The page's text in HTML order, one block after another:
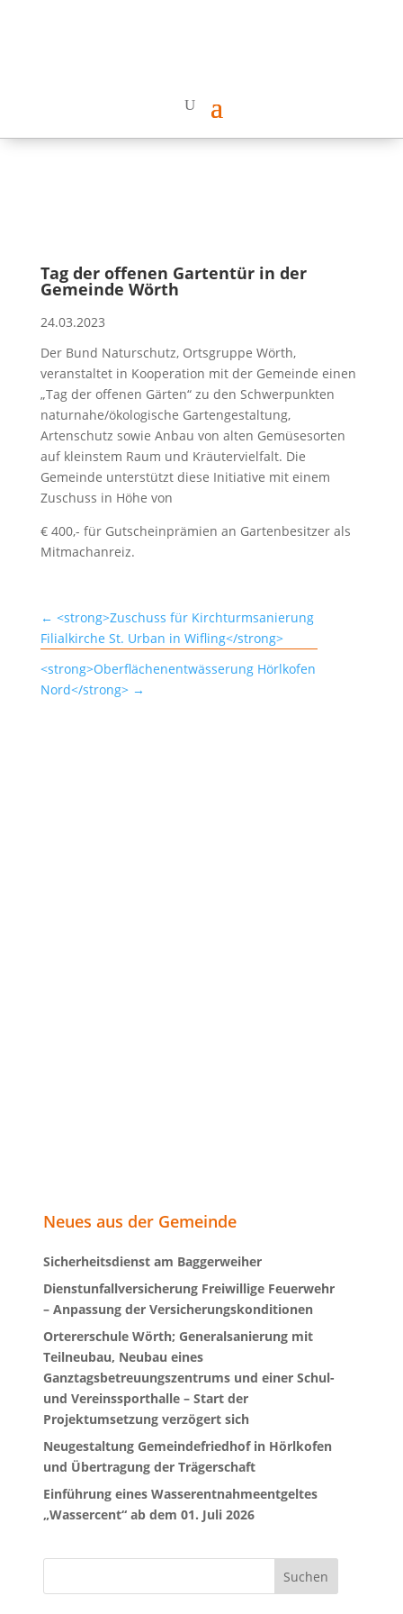
Tag der offenen Gartentür in der
Gemeinde Wörth
24.03.2023
Der Bund Naturschutz, Ortsgruppe Wörth,
veranstaltet in Kooperation mit der Gemeinde einen
„Tag der offenen Gärten“ zu den Schwerpunkten
naturnahe/ökologische Gartengestaltung,
Artenschutz sowie Anbau von alten Gemüsesorten
auf kleinstem Raum und Kräutervielfalt. Die
Gemeinde unterstützt diese Initiative mit einem
Zuschuss in Höhe von
€ 400,- für Gutscheinprämien an Gartenbesitzer als
Mitmachanreiz.
← <strong>Zuschuss für Kirchturmsanierung
Filialkirche St. Urban in Wifling</strong>
<strong>Oberflächenentwässerung Hörlkofen
Nord</strong>→
Neues aus der Gemeinde
Sicherheitsdienst am Baggerweiher
Dienstunfallversicherung Freiwillige Feuerwehr
– Anpassung der Versicherungskonditionen
Ortererschule Wörth; Generalsanierung mit
Teilneubau, Neubau eines
Ganztagsbetreuungszentrums und einer Schul-
und Vereinssporthalle – Start der
Projektumsetzung verzögert sich
Neugestaltung Gemeindefriedhof in Hörlkofen
und Übertragung der Trägerschaft
Einführung eines Wasserentnahmeentgeltes
„Wassercent“ ab dem 01. Juli 2026